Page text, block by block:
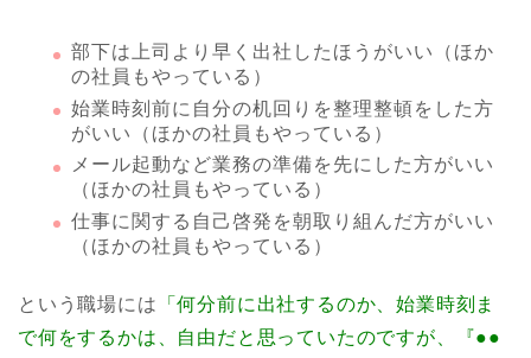
部下は上司より早く出社したほうがいい（ほか
の社員もやっている）
始業時刻前に自分の机回りを整理整頓をした方
がいい（ほかの社員もやっている）
メール起動など業務の準備を先にした方がいい
（ほかの社員もやっている）
仕事に関する自己啓発を朝取り組んだ方がいい
（ほかの社員もやっている）
という職場には 「何分前に出社するのか、始業時刻ま
で何をするかは、自由だと思っていたのですが、『●●